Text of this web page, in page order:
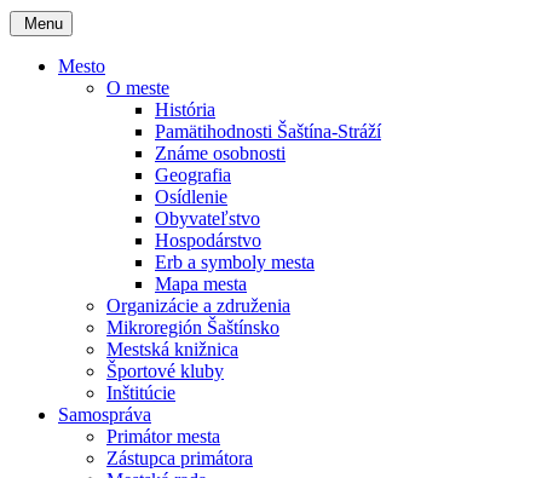
Menu
Mesto
O meste
História
Pamätihodnosti Šaštína-Stráží
Známe osobnosti
Geografia
Osídlenie
Obyvateľstvo
Hospodárstvo
Erb a symboly mesta
Mapa mesta
Organizácie a združenia
Mikroregión Šaštínsko
Mestská knižnica
Športové kluby
Inštitúcie
Samospráva
Primátor mesta
Zástupca primátora